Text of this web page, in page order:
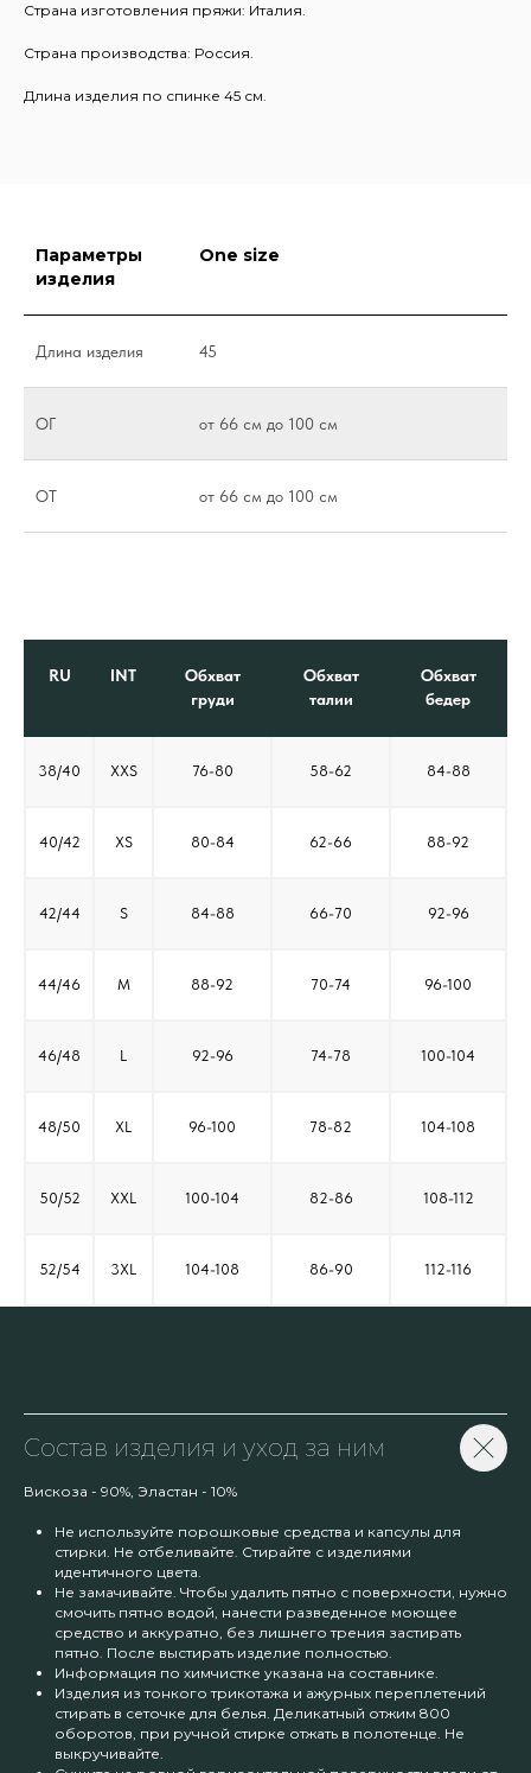
Страна изготовления пряжи: Италия.
Страна производства: Россия.
Длина изделия по спинке 45 см.
Параметры
изделия
One size
Длина изделия 45
ОГ от 66 см до 100 см
ОТ от 66 см до 100 см
RU INT
Обхват
груди
Обхват
талии
Обхват
бедер
38/40 XXS 76-80 58-62 84-88
40/42 XS 80-84 62-66 88-92
42/44 S 84-88 66-70 92-96
44/46 M 88-92 70-74 96-100
46/48 L 92-96 74-78 100-104
48/50 XL 96-100 78-82 104-108
50/52 XXL 100-104 82-86 108-112
52/54 3XL 104-108 86-90 112-116
Состав изделия и уход за ним
Вискоза - 90%, Эластан - 10%
Не используйте порошковые средства и капсулы для
стирки. Не отбеливайте. Стирайте с изделиями
идентичного цвета.
Не замачивайте. Чтобы удалить пятно с поверхности, нужно
смочить пятно водой, нанести разведенное моющее
средство и аккуратно, без лишнего трения застирать
пятно. После выстирать изделие полностью.
Информация по химчистке указана на составнике.
Изделия из тонкого трикотажа и ажурных переплетений
стирать в сеточке для белья. Деликатный отжим 800
оборотов, при ручной стирке отжать в полотенце. Не
выкручивайте.